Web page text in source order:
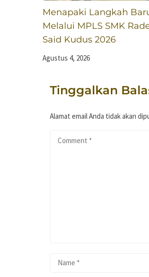
Menapaki Langkah
Melalui MPLS SMK
Said Kudus 2026
Agustus 4, 2026
Tinggalkan
Alamat email Anda tidak akan